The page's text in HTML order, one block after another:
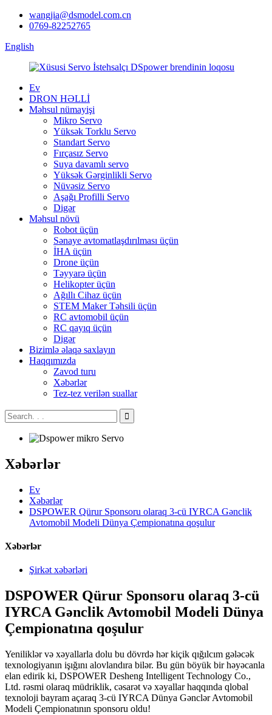
wangjia@dsmodel.com.cn
0769-82252765
English
Ev
DRON HƏLLİ
Məhsul nümayişi
Mikro Servo
Yüksək Torklu Servo
Standart Servo
Fırçasız Servo
Suya davamlı servo
Yüksək Gərginlikli Servo
Nüvəsiz Servo
Aşağı Profilli Servo
Digər
Məhsul növü
Robot üçün
Sənaye avtomatlaşdırılması üçün
İHA üçün
Drone üçün
Təyyarə üçün
Helikopter üçün
Ağıllı Cihaz üçün
STEM Maker Təhsili üçün
RC avtomobil üçün
RC qayıq üçün
Digər
Bizimlə əlaqə saxlayın
Haqqımızda
Zavod turu
Xəbərlər
Tez-tez verilən suallar
Xəbərlər
Ev
Xəbərlər
DSPOWER Qürur Sponsoru olaraq 3-cü IYRCA Gənclik
Avtomobil Modeli Dünya Çempionatına qoşulur
Xəbərlər
Şirkət xəbərləri
DSPOWER Qürur Sponsoru olaraq 3-cü
IYRCA Gənclik Avtomobil Modeli Dünya
Çempionatına qoşulur
Yeniliklər və xəyallarla dolu bu dövrdə hər kiçik qığılcım gələcək
texnologiyanın işığını alovlandıra bilər. Bu gün böyük bir həyəcanla
elan edirik ki, DSPOWER Desheng Intelligent Technology Co.,
Ltd. rəsmi olaraq müdriklik, cəsarət və xəyallar haqqında qlobal
texnoloji bayram açaraq 3-cü IYRCA Dünya Gənclər Avtomobil
Modeli Çempionatının sponsoru oldu!